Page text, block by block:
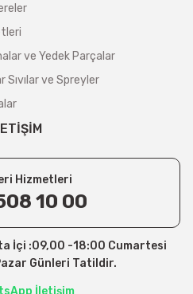
ve Yedek Parçalar
Sıvılar ve Spreyler
Hizmetleri
10 00
İçi :09,00 -18:00 Cumartesi
Günleri Tatildir.
İletişim